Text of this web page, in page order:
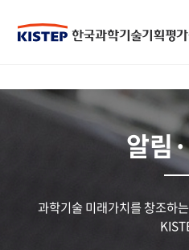
알림
과학기술 미래가치를 창조하